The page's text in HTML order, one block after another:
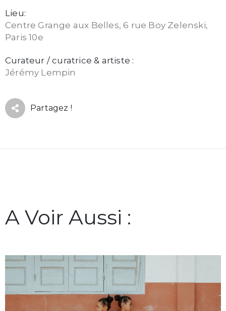
Lieu:
Centre Grange aux Belles, 6 rue Boy Zelenski,
Paris 10e
Curateur / curatrice & artiste :
Jérémy Lempin
Partagez !
A Voir Aussi :